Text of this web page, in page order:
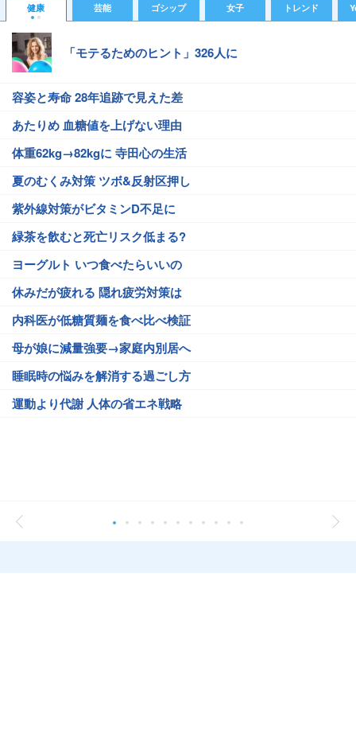
健康 芸能 ゴシップ 女子 トレンド
「モテるためのヒント」326人に
容姿と寿命 28年追跡で見えた差
あたりめ 血糖値を上げない理由
体重62kg→82kgに 寺田心の生活
夏のむくみ対策 ツボ&反射区押し
紫外線対策がビタミンD不足に
緑茶を飲むと死亡リスク低まる?
ヨーグルト いつ食べたらいいの
休みだが疲れる 隠れ疲労対策は
内科医が低糖質麺を食べ比べ検証
母が娘に減量強要→家庭内別居へ
睡眠時の悩みを解消する過ごし方
運動より代謝 人体の省エネ戦略